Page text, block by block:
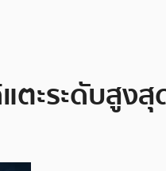
ะระดับสูง